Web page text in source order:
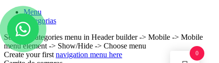
Menu
Categorias
Set your categories menu in Header builder -> Mobile -> Mobile
menu element -> Show/Hide -> Choose menu
Create your first navigation menu here
0